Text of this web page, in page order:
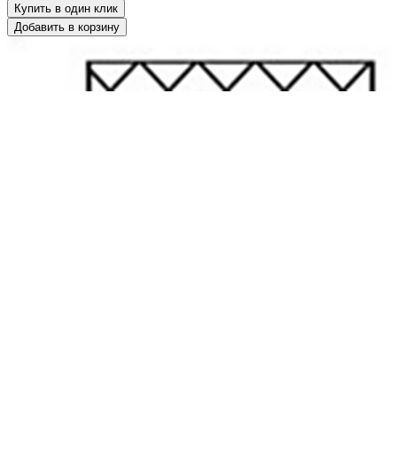
Купить в один клик
Добавить в корзину